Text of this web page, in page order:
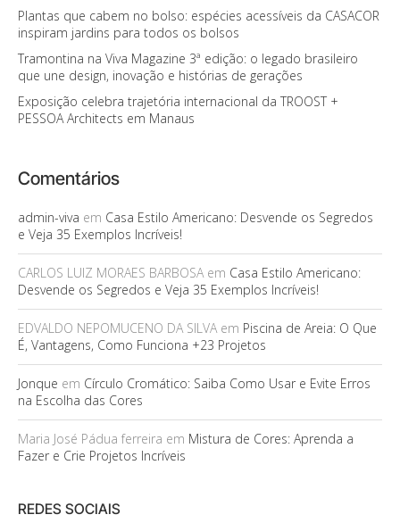
Plantas que cabem no bolso: espécies acessíveis da CASACOR
inspiram jardins para todos os bolsos
Tramontina na Viva Magazine 3ª edição: o legado brasileiro
que une design, inovação e histórias de gerações
Exposição celebra trajetória internacional da TROOST +
PESSOA Architects em Manaus
Comentários
admin-viva em Casa Estilo Americano: Desvende os Segredos
e Veja 35 Exemplos Incríveis!
CARLOS LUIZ MORAES BARBOSAem Casa Estilo Americano:
Desvende os Segredos e Veja 35 Exemplos Incríveis!
EDVALDO NEPOMUCENO DA SILVAem Piscina de Areia: O Que
É, Vantagens, Como Funciona +23 Projetos
Jonque em Círculo Cromático: Saiba Como Usar e Evite Erros
na Escolha das Cores
Maria José Pádua ferreira em Mistura de Cores: Aprenda a
Fazer e Crie Projetos Incríveis
REDES SOCIAIS